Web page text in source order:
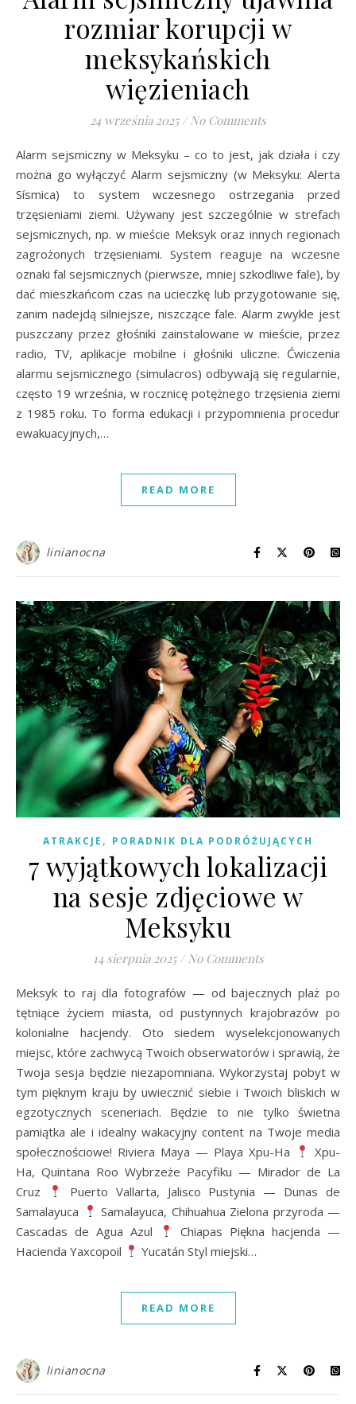
rozmiar korupcji w
meksykańskich
więzieniach
24 września 2025 / No Comments
Alarm sejsmiczny w Meksyku – co to jest, jak działa i czy
można go wyłączyć Alarm sejsmiczny (w Meksyku: Alerta
Sísmica) to system wczesnego ostrzegania przed
trzęsieniami ziemi. Używany jest szczególnie w strefach
sejsmicznych, np. w mieście Meksyk oraz innych regionach
zagrożonych trzęsieniami. System reaguje na wczesne
oznaki fal sejsmicznych (pierwsze, mniej szkodliwe fale), by
dać mieszkańcom czas na ucieczkę lub przygotowanie się,
zanim nadejdą silniejsze, niszczące fale. Alarm zwykle jest
puszczany przez głośniki zainstalowane w mieście, przez
radio, TV, aplikacje mobilne i głośniki uliczne. Ćwiczenia
alarmu sejsmicznego (simulacros) odbywają się regularnie,
często 19 września, w rocznicę potężnego trzęsienia ziemi
z 1985 roku. To forma edukacji i przypomnienia procedur
ewakuacyjnych,…
READ MORE
linianocna
ATRAKCJE , PORADNIK DLA PODRÓŻUJĄCYCH
7 wyjątkowych lokalizacji
na sesje zdjęciowe w
Meksyku
14 sierpnia 2025 / No Comments
Meksyk to raj dla fotografów — od bajecznych plaż po
tętniące życiem miasta, od pustynnych krajobrazów po
kolonialne hacjendy. Oto siedem wyselekcjonowanych
miejsc, które zachwycą Twoich obserwatorów i sprawią, że
Twoja sesja będzie niezapomniana. Wykorzystaj pobyt w
tym pięknym kraju by uwiecznić siebie i Twoich bliskich w
egzotycznych sceneriach. Będzie to nie tylko świetna
pamiątka ale i idealny wakacyjny content na Twoje media
społecznościowe! Riviera Maya — Playa Xpu-Ha
Xpu-
Ha, Quintana Roo Wybrzeże Pacyfiku — Mirador de La
Cruz
Puerto Vallarta, Jalisco Pustynia — Dunas de
Samalayuca
Samalayuca, Chihuahua Zielona przyroda —
Cascadas de Agua Azul
Chiapas Piękna hacjenda —
Hacienda Yaxcopoil
Yucatán Styl miejski…
READ MORE
linianocna